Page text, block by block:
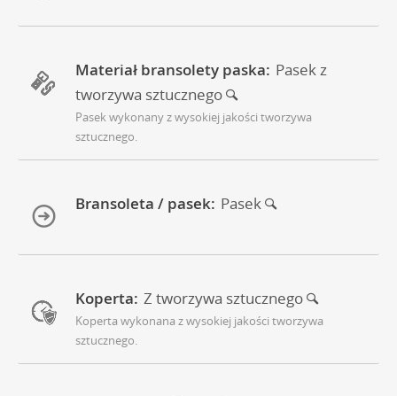
Materiał bransolety paska: Pasek z
tworzywa sztucznego
Pasek wykonany z wysokiej jakości tworzywa
sztucznego.
Bransoleta / pasek: Pasek
Koperta: Z tworzywa sztucznego
Koperta wykonana z wysokiej jakości tworzywa
sztucznego.